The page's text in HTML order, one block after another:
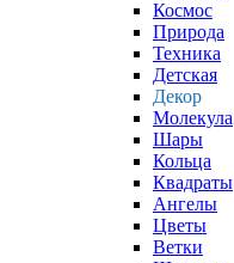
Космос
Природа
Техника
Детская
Декор
Молекула
Шары
Кольца
Квадраты
Ангелы
Цветы
Ветки